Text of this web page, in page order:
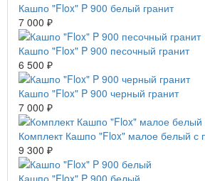
Кашпо "Flox" P 900 белый гранит
7 000 ₽
Кашпо "Flox" P 900 песочный гранит
6 500 ₽
Кашпо "Flox" P 900 черный гранит
7 000 ₽
Комплект Кашпо "Flox" малое белый с
9 300 ₽